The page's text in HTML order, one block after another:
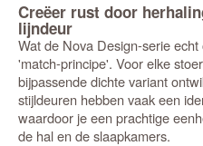
Creëer rust door
lijndeur
Wat de Nova Design-serie
'match-principe'. Voor elke
bijpassende dichte variant
stijldeuren hebben vaak een
waardoor je een prachtige
de hal en de slaapkamers.